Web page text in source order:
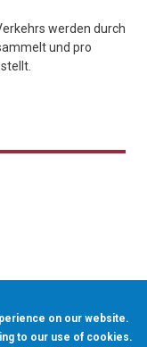
werden durch
und pro
on our website.
to our use of cookies.